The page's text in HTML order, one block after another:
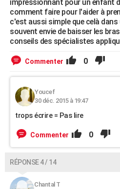
impréssionnant pour un enfant
comment faire pour l'aider à
c'est aussi simple que celà
souvent envie de baisser les
conseils des spécialistes
Commenter 0
Youcef
30 déc. 2015 à 19:47
trops écrire = Pas lire
Commenter 0
RÉPONSE 4 / 14
Chantal T